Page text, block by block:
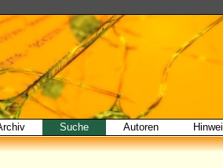
Suche Autoren